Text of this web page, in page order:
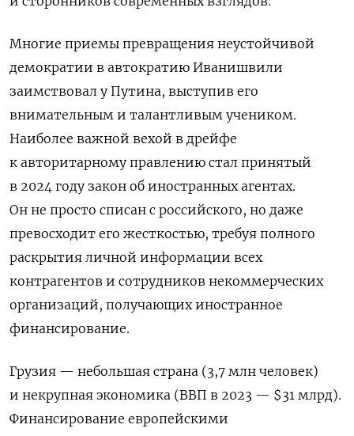
Многие приемы превращения неустойчивой
демократии в автократию Иванишвили
заимствовал у Путина, выступив его
внимательным и талантливым учеником.
Наиболее важной вехой в дрейфе
к авторитарному правлению стал принятый
в 2024 году закон об иностранных агентах.
Он не просто списан с российского, но даже
превосходит его жесткостью, требуя полного
раскрытия личной информации всех
контрагентов и сотрудников некоммерческих
организаций, получающих иностранное
финансирование.
Грузия — небольшая страна (3,7 млн человек)
и некрупная экономика (ВВП в 2023 — $31 млрд).
Финансирование европейскими